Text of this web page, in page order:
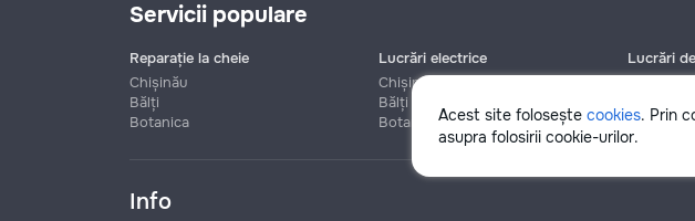
Acest site folosește cookies. Prin
asupra folosirii cookie-urilor.
Servicii populare
Reparație la cheie
Chișinău
Bălți
Botanica
Lucrări electrice
Chișinău
Bălți
Botanica
Lucrări
Botanica
Info